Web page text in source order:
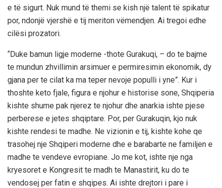
e të sigurt. Nuk mund të themi se kish një talent të spikatur
por, ndonjë vjershë e tij meriton vëmendjen. Ai tregoi edhe
cilësi prozatori.
“Duke bamun ligje moderne -thote Gurakuqi, – do te bajme
te mundun zhvillimin arsimuer e permiresimin ekonomik, dy
gjana per te cilat ka ma teper nevoje populli i yne”. Kur i
thoshte keto fjale, figura e njohur e historise sone, Shqiperia
kishte shume pak njerez te njohur dhe anarkia ishte pjese
perberese e jetes shqiptare. Por, per Gurakuqin, kjo nuk
kishte rendesi te madhe. Ne vizionin e tij, kishte kohe qe
trasohej nje Shqiperi moderne dhe e barabarte ne familjen e
madhe te vendeve evropiane. Jo me kot, ishte nje nga
kryesoret e Kongresit te madh te Manastirit, ku do te
vendosej per fatin e shqipes. Ai ishte drejtori i pare i